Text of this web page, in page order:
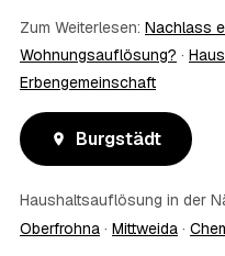
kurze Übergabe zu
genügt meist.
09 Bekomme ich einen
Ja. Sie erhalten auf
Verwertungsnachweis
So ist dokumentiert,
10 Wie schnell ist ein
Oft schon innerhalb
Zum Weiterlesen: Nachlass
Wohnungsauflösung? ·
Erbengemeinschaft
Burgstädt
Haushaltsauflösung in der
Oberfrohna · Mittweida ·